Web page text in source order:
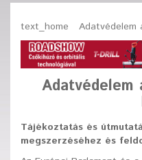
text_home Adatvédelem
Adatvédelem
Tájékoztatás és
megszerzéséhez és